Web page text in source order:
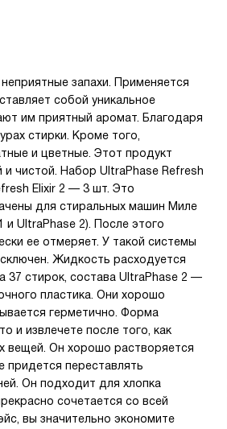
запахи. Применяется
собой уникальное
им приятный аромат. Благодаря
стирки. Кроме того,
и цветные. Этот продукт
чистой. Набор UltraPhase Refresh
Elixir 2 — 3 шт. Это
для стиральных машин Миле
UltraPhase 2). После этого
ее отмеряет. У такой системы
Жидкость расходуется
37 стирок, состава UltraPhase 2 —
пластика. Они хорошо
герметично. Форма
и извлечете после того, как
вещей. Он хорошо растворяется
придется переставлять
Он подходит для хлопка
сочетается со всей
вы значительно экономите